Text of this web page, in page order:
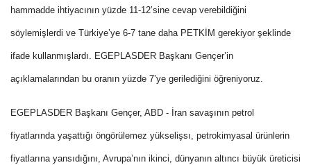
hammadde ihtiyacının yüzde 11-12’sine cevap verebildiğini
söylemişlerdi ve Türkiye’ye 6-7 tane daha PETKİM gerekiyor şeklinde
ifade kullanmışlardı. EGEPLASDER Başkanı Gençer’in
açıklamalarından bu oranın yüzde 7’ye gerilediğini öğreniyoruz.
EGEPLASDER Başkanı Gençer, ABD - İran savaşının petrol
fiyatlarında yaşattığı öngörülemez yükselişsı, petrokimyasal ürünlerin
fiyatlarına yansıdığını, Avrupa’nın ikinci, dünyanın altıncı büyük üreticisi